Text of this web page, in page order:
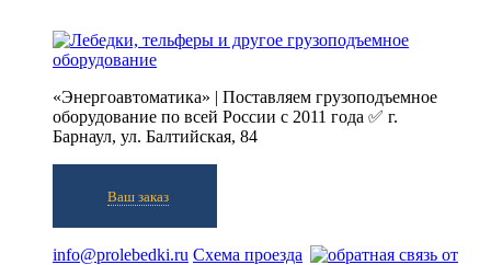
«Энергоавтоматика» | Поставляем грузоподъемное
оборудование по всей России с 2011 года ✅ г.
Барнаул, ул. Балтийская, 84
Ваш заказ
info@prolebedki.ru Схема проезда